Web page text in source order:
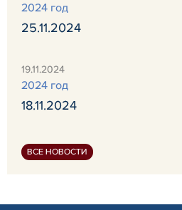
2024 год
25.11.2024
19.11.2024
2024 год
18.11.2024
ВСЕ НОВОСТИ